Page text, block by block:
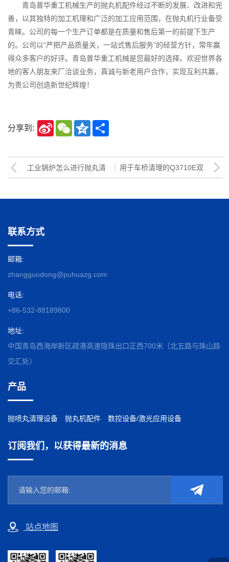
青岛普华重工机械生产的抛丸机配件经过不断的发展、改进和完
善，以其独特的加工机理和广泛的加工应用范围，在抛丸机行业备受
青睐。公司的每一个生产订单都是在质量和售后第一的前提下生产
的。公司以“严把产品质量关，一站式售后服务”的经营方针，常年赢
得众多客户的好评。青岛普华重工机械是您最好的选择。欢迎世界各
地的客人朋友来厂洽谈业务，真诚与新老用户合作，实现互利共赢，
为贵公司创造新世纪辉煌！
分享到:
Sina
Weibo
WeChatQzone
工业锅炉怎么进行抛丸清 用于车桥清理的Q3710E双
联系方式
邮箱:
zhangguodong@puhuazg.com
电话:
+86-532-88189800
地址:
中国青岛西海岸新区疏港高速隐珠出口正西700米（北五路与珠山路
交汇处）
产品
抛喷丸清理设备 抛丸机配件 数控设备/激光应用设备
订阅我们，以获得最新的消息
站点地图